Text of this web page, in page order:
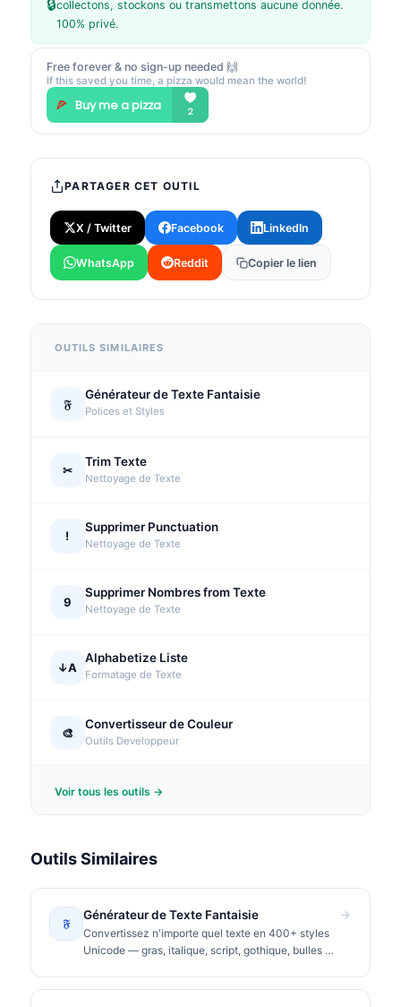
🔒collectons, stockons ou transmettons aucune donnée.
100% privé.
Free forever & no sign-up needed 🙌
If this saved you time, a pizza would mean the world!
PARTAGER CET OUTIL
X / Twitter Facebook LinkedIn
WhatsApp Reddit Copier le lien
OUTILS SIMILAIRES
𝔉
Générateur de Texte Fantaisie
Polices et Styles
✂
Trim Texte
Nettoyage de Texte
!
Supprimer Punctuation
Nettoyage de Texte
9
Supprimer Nombres from Texte
Nettoyage de Texte
↓A
Alphabetize Liste
Formatage de Texte
🎨
Convertisseur de Couleur
Outils Developpeur
Voir tous les outils →
Outils Similaires
𝔉
Générateur de Texte Fantaisie
Convertissez n'importe quel texte en 400+ styles
Unicode — gras, italique, script, gothique, bulles et